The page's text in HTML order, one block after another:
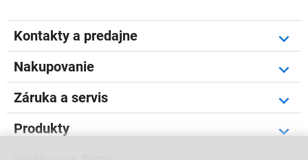
Kontakty a predajne
Nakupovanie
Záruka a servis
Produkty